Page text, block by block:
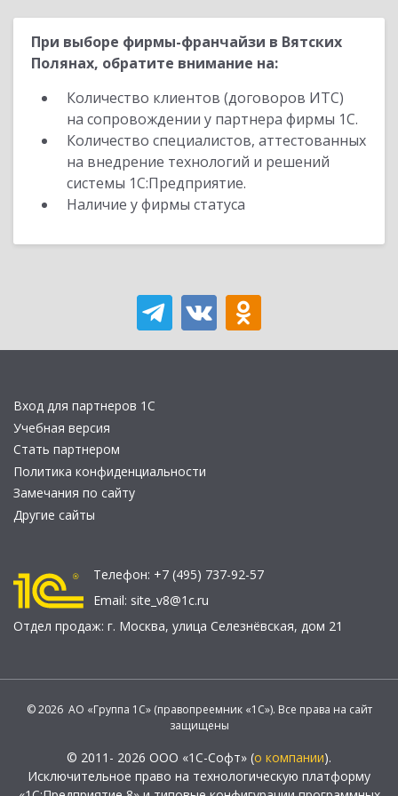
При выборе фирмы-франчайзи в Вятских
Полянах, обратите внимание на:
Количество клиентов (договоров ИТС)
на сопровождении у партнера фирмы 1С.
Количество специалистов, аттестованных
на внедрение технологий и решений
системы 1С:Предприятие.
Наличие у фирмы статуса
Вход для партнеров 1С
Учебная версия
Стать партнером
Политика конфиденциальности
Замечания по сайту
Другие сайты
Телефон: +7 (495) 737-92-57
Email: site_v8@1c.ru
Отдел продаж: г. Москва, улица Селезнёвская, дом 21
© 2026 АО «Группа 1С» (правопреемник «1С»). Все права на сайт
защищены
© 2011- 2026 ООО «1С-Софт» (о компании).
Исключительное право на технологическую платформу